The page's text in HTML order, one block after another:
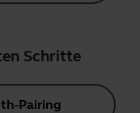
Schritte
Pairing